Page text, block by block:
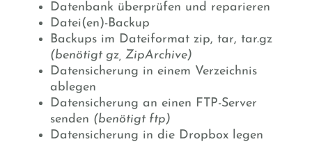
Datenbank überprüfen und reparieren
Datei(en)-Backup
Backups im Dateiformat zip, tar, tar.gz
(benötigt gz, ZipArchive)
Datensicherung in einem Verzeichnis
ablegen
Datensicherung an einen FTP-Server
senden (benötigt ftp)
Datensicherung in die Dropbox legen